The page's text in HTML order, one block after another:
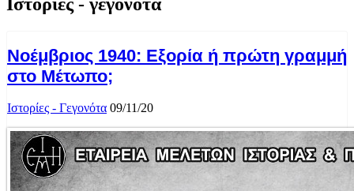
Νοέμβριος 1940: Εξορία ή πρώτη γραμμή
στο Μέτωπο;
Ιστορίες - Γεγονότα 09/11/20